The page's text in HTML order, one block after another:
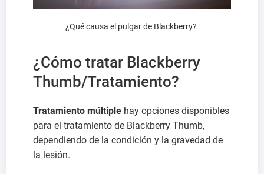
¿Qué causa el pulgar de Blackberry?
¿Cómo tratar Blackberry
Thumb/Tratamiento?
Tratamiento múltiple hay opciones disponibles
para el tratamiento de Blackberry Thumb,
dependiendo de la condición y la gravedad de
la lesión.